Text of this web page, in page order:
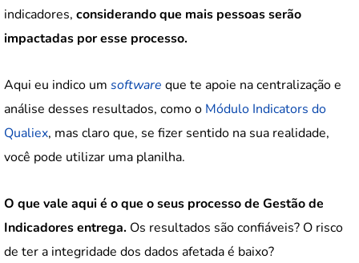
indicadores, considerando que mais pessoas serão
impactadas por esse processo.
Aqui eu indico um software que te apoie na centralização e
análise desses resultados, como o Módulo Indicators do
Qualiex, mas claro que, se fizer sentido na sua realidade,
você pode utilizar uma planilha.
O que vale aqui é o que o seus processo de Gestão de
Indicadores entrega. Os resultados são confiáveis? O risco
de ter a integridade dos dados afetada é baixo?